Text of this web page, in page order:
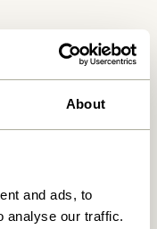
About
and ads, to
analyse our traffic.
*